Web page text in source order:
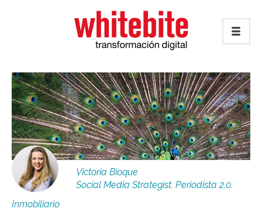
Victoria Bioque
Social Media Strategist. Periodista 2.0.
Inmobiliario